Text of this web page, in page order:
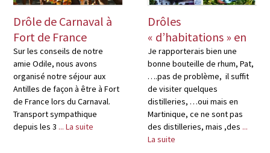
Drôle de Carnaval à
Fort de France
Sur les conseils de notre
amie Odile, nous avons
organisé notre séjour aux
Antilles de façon à être à Fort
de France lors du Carnaval.
Transport sympathique
depuis les 3 ... La suite
Drôles
« d’habitations » en
Martinique
Je rapporterais bien une
bonne bouteille de rhum, Pat,
….pas de problème, il suffit
de visiter quelques
distilleries, …oui mais en
Martinique, ce ne sont pas
des distilleries, mais ,des ...
La suite